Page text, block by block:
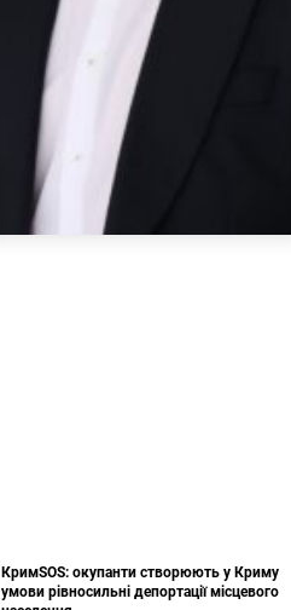
КримSOS: окупанти створюють у Криму
умови рівносильні депортації місцевого